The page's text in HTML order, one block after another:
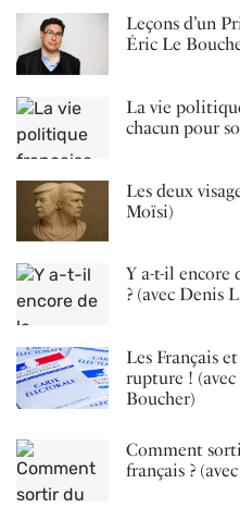
Leçons d’un
Éric Le
La vie
chacun pour
Les deux
Moïsi)
Y a-t-il encore
? (avec Denis
Les Français
rupture !
Boucher)
Comment
français ?